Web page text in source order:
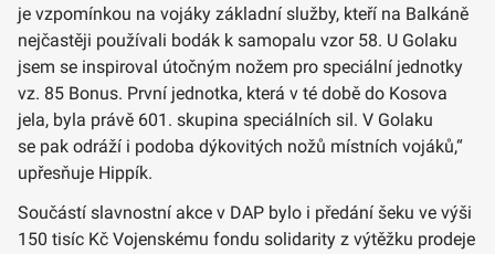
je vzpomínkou na vojáky základní služby, kteří na Balkáně
nejčastěji používali bodák k samopalu vzor 58. U Golaku
jsem se inspiroval útočným nožem pro speciální jednotky
vz. 85 Bonus. První jednotka, která v té době do Kosova
jela, byla právě 601. skupina speciálních sil. V Golaku
se pak odráží i podoba dýkovitých nožů místních vojáků,“
upřesňuje Hippík.
Součástí slavnostní akce v DAP bylo i předání šeku ve výši
150 tisíc Kč Vojenskému fondu solidarity z výtěžku prodeje